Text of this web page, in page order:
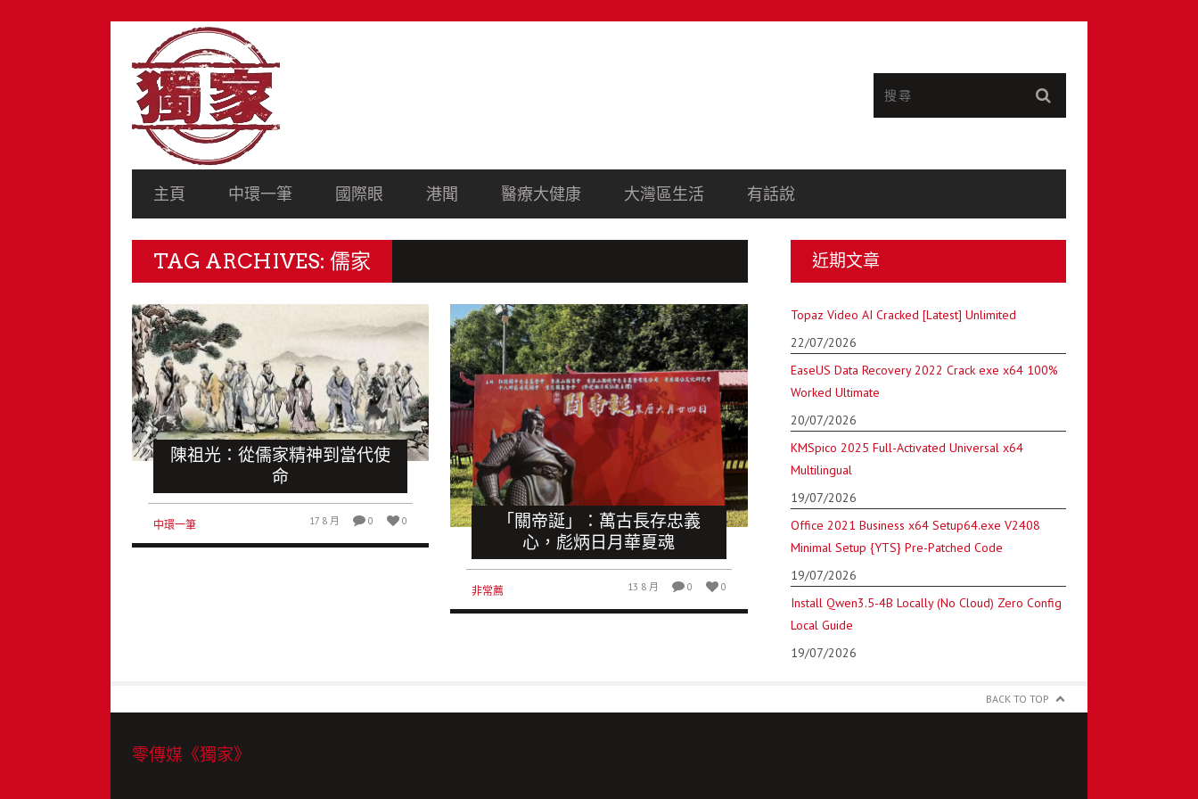
NAVIGATION
PRIMARY
NAVIGATION
主頁 中環一筆 國際眼 港聞 醫療大健康 大灣區生活 有話說
TAG ARCHIVES: 儒家
陳祖光：從儒家精神到當代使
命
中環一筆 17 8 月 0 0
「關帝誕」：萬古長存忠義
心，彪炳日月華夏魂
非常薦 13 8 月 0 0
近期文章
Topaz Video AI Cracked [Latest] Unlimited
22/07/2026
EaseUS Data Recovery 2022 Crack exe x64 100%
Worked Ultimate
20/07/2026
KMSpico 2025 Full-Activated Universal x64
Multilingual
19/07/2026
Office 2021 Business x64 Setup64.exe V2408
Minimal Setup {YTS} Pre-Patched Code
19/07/2026
Install Qwen3.5-4B Locally (No Cloud) Zero Config
Local Guide
19/07/2026
BACK TO TOP
零傳媒《獨家》